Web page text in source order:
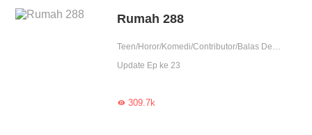
Rumah 288
Teen/Horor/Komedi/Contributor/Balas Dendam/Indigo/Detektif
Update Ep ke 23
309.7k